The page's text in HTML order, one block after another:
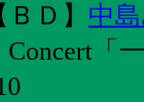
ＢＤ 】 中
Concert